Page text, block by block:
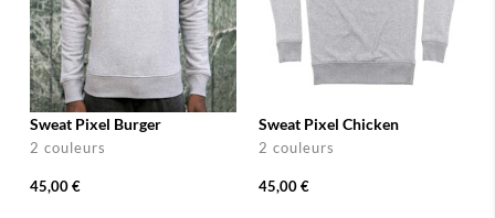
Sweat Pixel Burger
2 couleurs
45,00 €
Sweat Pixel Chicken
2 couleurs
45,00 €